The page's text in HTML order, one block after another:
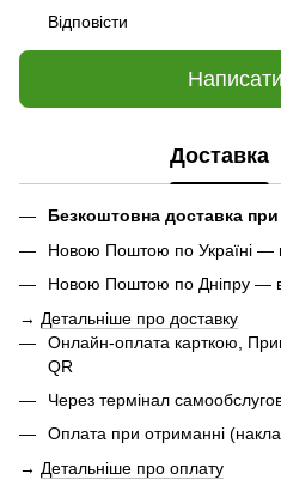
Відповісти
Доставка
Безкоштовна доставка при
Новою Поштою по Україні —
Новою Поштою по Дніпру —
→ Детальніше про доставку
Онлайн-оплата карткою,
QR
Через термінал
Оплата при отриманні
→ Детальніше про оплату